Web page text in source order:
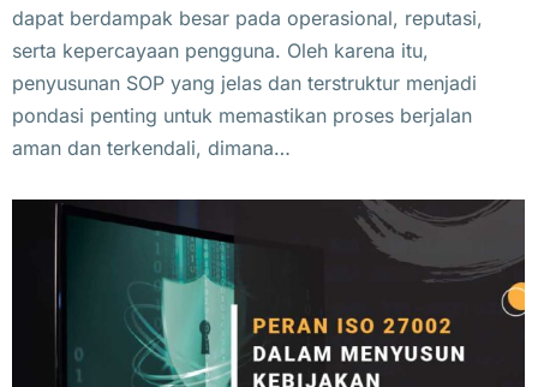
dapat berdampak besar pada operasional, reputasi,
serta kepercayaan pengguna. Oleh karena itu,
penyusunan SOP yang jelas dan terstruktur menjadi
pondasi penting untuk memastikan proses berjalan
aman dan terkendali, dimana…